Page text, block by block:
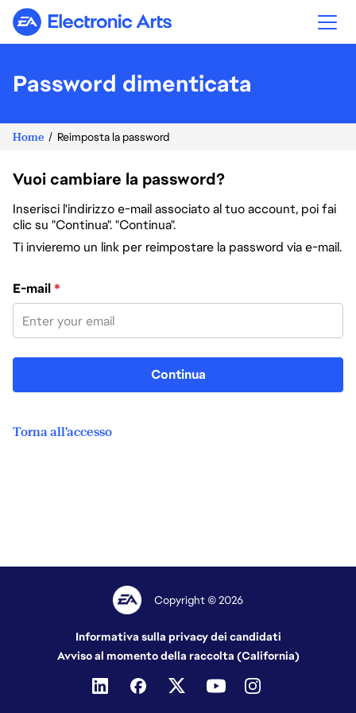
Electronic Arts
Password dimenticata
Home Reimposta la password
Vuoi cambiare la password?
Inserisci l'indirizzo e-mail associato al tuo account, poi fai
clic su "Continua". "Continua".
Ti invieremo un link per reimpostare la password via e-mail.
Reimposta la password col tuo indirizzo e-mail
E-mail*
Continua
Torna all'accesso
Copyright © 2026
Informativa sulla privacy dei candidati
Avviso al momento della raccolta (California)